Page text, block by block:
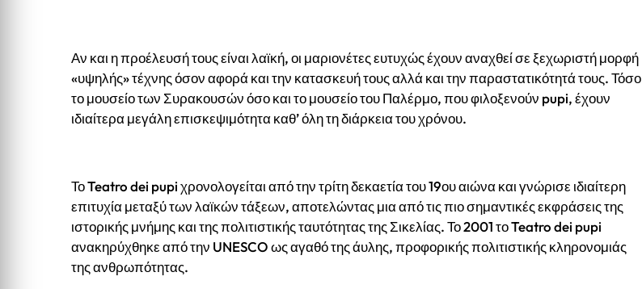
Αν και η προέλευσή τους είναι λαϊκή, οι μαριονέτες ευτυχώς έχουν αναχθεί σε ξεχωριστή μορφή
«υψηλής» τέχνης όσον αφορά και την κατασκευή τους αλλά και την παραστατικότητά τους. Τόσο
το μουσείο των Συρακουσών όσο και το μουσείο του Παλέρμο, που φιλοξενούν pupi, έχουν
ιδιαίτερα μεγάλη επισκεψιμότητα καθ’ όλη τη διάρκεια του χρόνου.
Το Teatro dei pupi χρονολογείται από την τρίτη δεκαετία του 19ου αιώνα και γνώρισε ιδιαίτερη
επιτυχία μεταξύ των λαϊκών τάξεων, αποτελώντας μια από τις πιο σημαντικές εκφράσεις της
ιστορικής μνήμης και της πολιτιστικής ταυτότητας της Σικελίας. Το 2001 το Teatro dei pupi
ανακηρύχθηκε από την UNESCO ως αγαθό της άυλης, προφορικής πολιτιστικής κληρονομιάς
της ανθρωπότητας.